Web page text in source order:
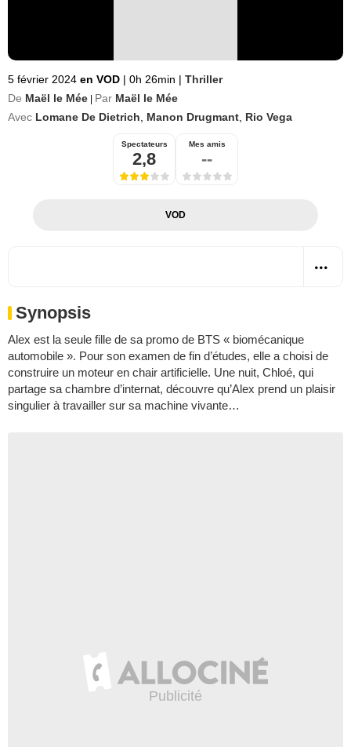
5 février 2024 en VOD | 0h 26min | Thriller
De Maël le Mée Par Maël le Mée
Avec Lomane De Dietrich Manon Drugmant Rio Vega
Spectateurs
2,8
Mes amis
--
VOD
Synopsis
Alex est la seule fille de sa promo de BTS « biomécanique
automobile ». Pour son examen de fin d’études, elle a choisi de
construire un moteur en chair artificielle. Une nuit, Chloé, qui
partage sa chambre d’internat, découvre qu’Alex prend un plaisir
singulier à travailler sur sa machine vivante…